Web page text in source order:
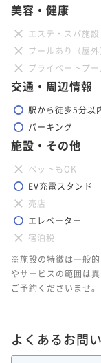
美容・健康
エステ・スパ施設
プールあり（屋外
プライベートプー
交通・周辺情報
駅から徒歩5分以
パーキング
施設・その他
ペットもOK
EV充電スタンド
売店
エレベーター
宿泊税
※施設の特徴は一般
やサービスの範囲は
ご予約くださいませ。
よくあるお問